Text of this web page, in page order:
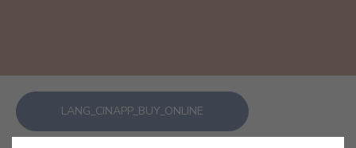
LANG_CINAPP_BUY_ONLINE